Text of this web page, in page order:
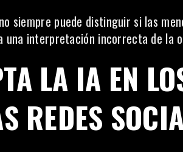
siempre puede distinguir si las
una interpretación incorrecta de la
LA IA EN
REDES